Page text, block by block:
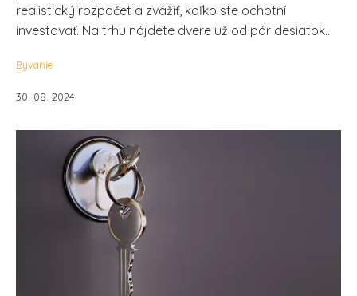
realistický rozpočet a zvážiť, koľko ste ochotní
investovať. Na trhu nájdete dvere už od pár desiatok...
Bývanie
30. 08. 2024